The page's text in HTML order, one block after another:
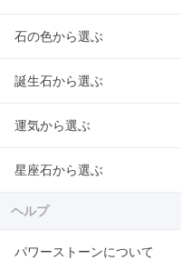
石の色から選ぶ
誕生石から選ぶ
運気から選ぶ
星座石から選ぶ
ヘルプ
パワーストーンについて